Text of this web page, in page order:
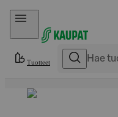
Hyppää sisältöön
Tuotteet